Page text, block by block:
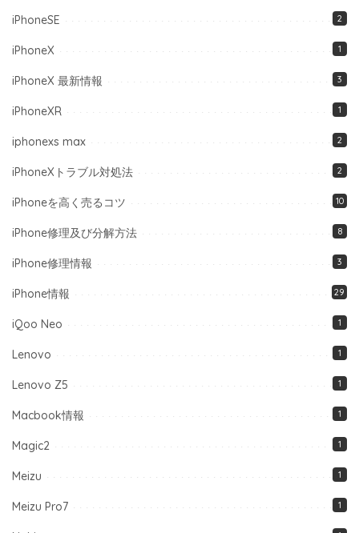
iPhoneSE 2
iPhoneX 1
iPhoneX 最新情報 3
iPhoneXR 1
iphonexs max 2
iPhoneXトラブル対処法 2
iPhoneを高く売るコツ 10
iPhone修理及び分解方法 8
iPhone修理情報 3
iPhone情報 29
iQoo Neo 1
Lenovo 1
Lenovo Z5 1
Macbook情報 1
Magic2 1
Meizu 1
Meizu Pro7 1